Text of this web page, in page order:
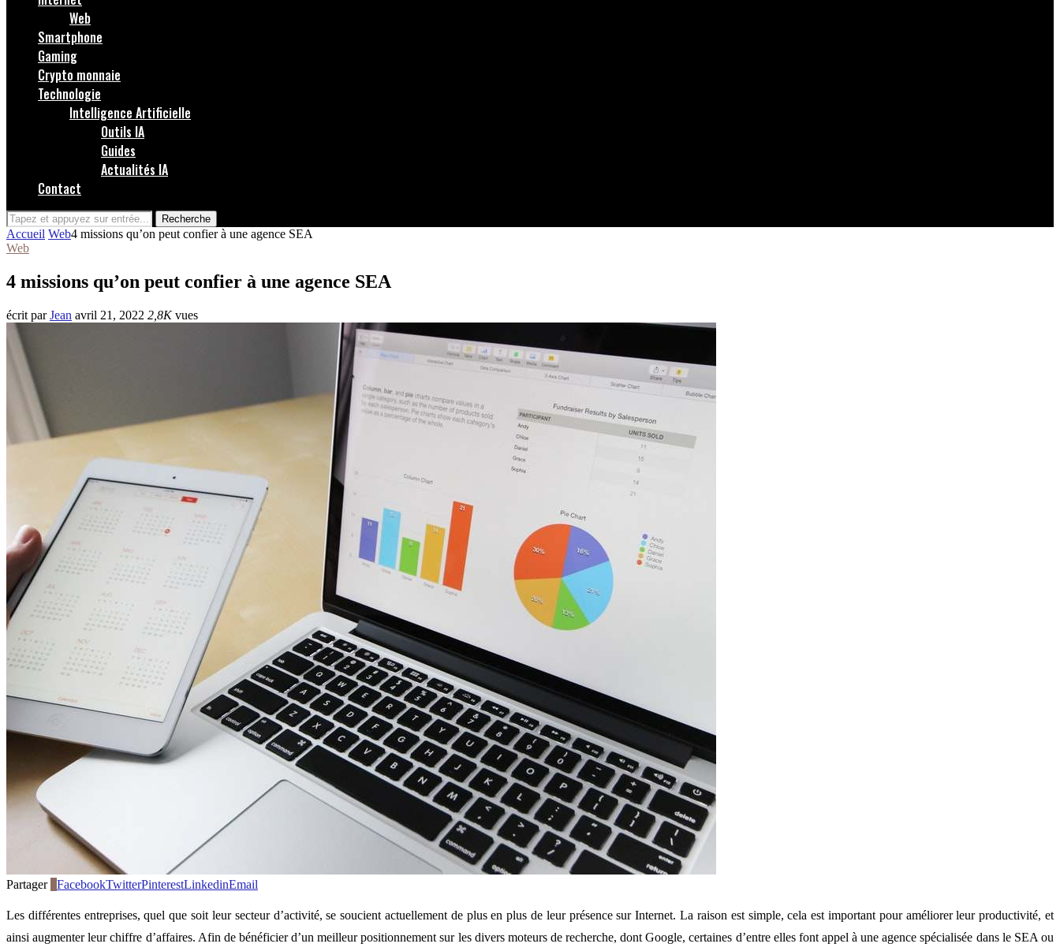
Web
Smartphone
Gaming
Crypto monnaie
Technologie
Intelligence Artificielle
Outils IA
Guides
Actualités IA
Contact
Recherche
Accueil Web4 missions qu’on peut confier à une agence SEA
Web
4 missions qu’on peut confier à une agence SEA
écrit parJean avril 21, 2022 2,8Kvues
Partager FacebookTwitterPinterestLinkedinEmail
Les différentes entreprises, quel que soit leur secteur d’activité, se soucient actuellement de plus en plus de leur présence sur Internet. La raison est simple, cela est important pour améliorer leur productivité, et
ainsi augmenter leur chiffre d’affaires. Afin de bénéficier d’un meilleur positionnement sur les divers moteurs de recherche, dont Google, certaines d’entre elles font appel à une agence spécialisée dans le SEA ou